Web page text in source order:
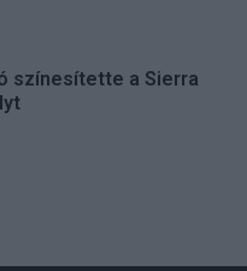
színesítette a Sierra